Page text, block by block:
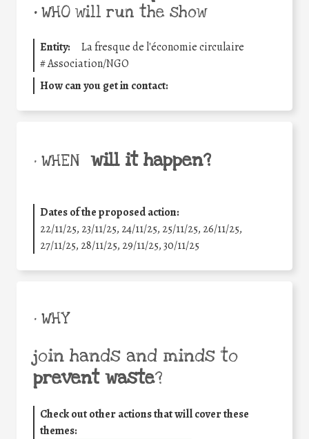
•WHO will run the show
Entity:
La fresque de l'économie circulaire
#Association/NGO
How can you get in contact:
• WHEN will it happen?
Dates of the proposed action:
22/11/25, 23/11/25, 24/11/25, 25/11/25, 26/11/25,
27/11/25, 28/11/25, 29/11/25,30/11/25
• WHY
join hands and minds to
prevent waste?
Check out other actions that will cover these
themes: